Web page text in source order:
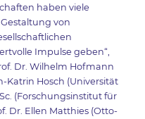
haben viele
von
Impulse geben“,
Dr. Wilhelm Hofmann
Katrin Hosch (Universität
(Forschungsinstitut für
Dr. Ellen Matthies (Otto-